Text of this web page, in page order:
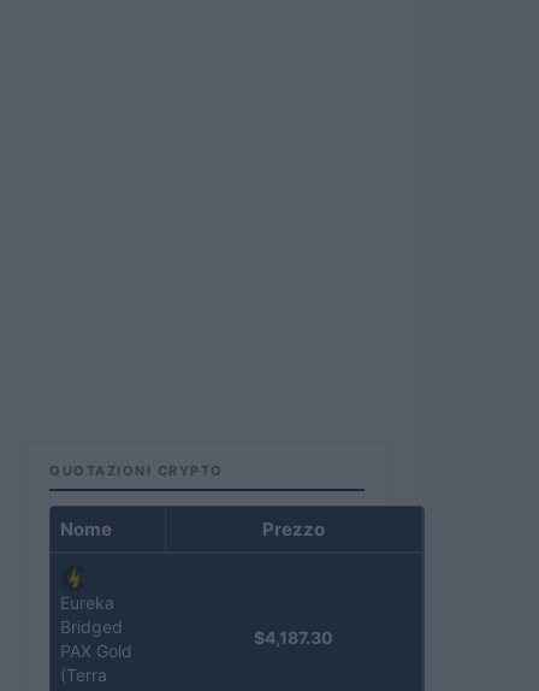
QUOTAZIONI CRYPTO
Nome Prezzo
Eureka
Bridged
PAX Gold
(Terra
$4,187.30